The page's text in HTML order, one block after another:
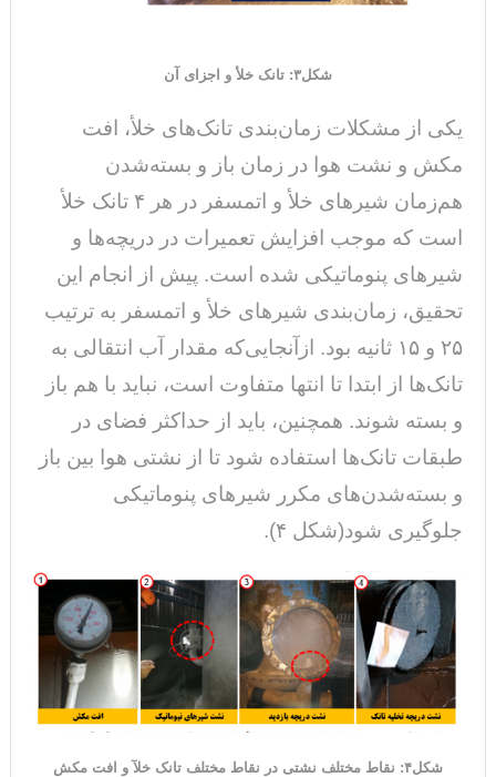
شکل۳: تانک خلأ و اجزای آن
یکی از مشکلات زمان‌بندی تانک‌های خلأ، افت
مکش و نشت هوا در زمان باز و بسته‌شدن
هم‌زمان شیرهای خلأ و اتمسفر در هر ۴ تانک خلأ
است که موجب افزایش تعمیرات در دریچه‌ها و
شیرهای پنوماتیکی شده است. پیش از انجام این
تحقیق، زمان‌بندی شیر‌های خلأ و اتمسفر به ترتیب
۲۵ و ۱۵ ثانیه بود. ازآنجایی‌که مقدار آب انتقالی به
تانک‌ها از ابتدا تا انتها متفاوت است، نباید با هم باز
و بسته شوند. همچنین، باید از حداکثر فضای در
طبقات تانک‌ها استفاده شود تا از نشتی هوا بین باز
و بسته‌شدن‌های مکرر شیر‌های پنوماتیکی
جلوگیری شود(شکل ۴).
شکل۴: نقاط مختلف نشتی در نقاط مختلف تانک خلآ و افت مکش